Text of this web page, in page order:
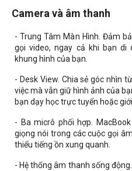
Camera và âm thanh
- Trung Tâm Màn Hình. Đảm
gọi video, ngay cả khi bạn di
khung hình của bạn.
- Desk View. Chia sẻ góc nhìn
việc mà vẫn giữ hình ảnh của
bạn dạy học trực tuyến hoặc
- Ba micrô phối hợp.
giọng nói trong các cuộc gọi
thiểu tiếng ồn xung quanh.
- Hệ thống âm thanh sống